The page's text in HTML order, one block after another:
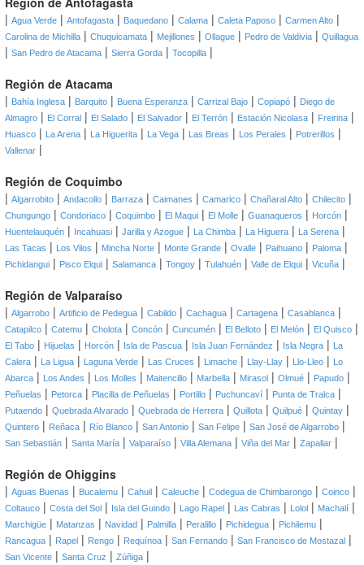
| Agua Verde | Antofagasta | Baquedano | Calama | Caleta Paposo | Carmen Alto |
Carolina de Michilla | Chuquicamata | Mejillones | Ollague | Pedro de Valdivia | Quillagua
| San Pedro de Atacama | Sierra Gorda | Tocopilla |
Región de Atacama
| Bahía Inglesa | Barquito | Buena Esperanza | Carrizal Bajo | Copiapó | Diego de
Almagro | El Corral | El Salado | El Salvador | El Terrón | Estación Nicolasa | Freirina |
Huasco | La Arena | La Higuerita | La Vega | Las Breas | Los Perales | Potrerillos |
Vallenar |
Región de Coquimbo
| Algarrobito | Andacollo | Barraza | Caimanes | Camarico | Chañaral Alto | Chilecito |
Chungungo | Condoriaco | Coquimbo | El Maqui | El Molle | Guanaqueros | Horcón |
Huentelauquén | Incahuasi | Jarilla y Azogue | La Chimba | La Higuera | La Serena |
Las Tacas | Los Vilos | Mincha Norte | Monte Grande | Ovalle | Paihuano | Paloma |
Pichidangui | Pisco Elqui | Salamanca | Tongoy | Tulahuén | Valle de Elqui | Vicuña |
Región de Valparaíso
| Algarrobo | Artificio de Pedegua | Cabildo | Cachagua | Cartagena | Casablanca |
Catapilco | Catemu | Cholota | Concón | Cuncumén | El Belloto | El Melón | El Quisco |
El Tabo | Hijuelas | Horcón | Isla de Pascua | Isla Juan Fernández | Isla Negra |
La
Calera | La Ligua | Laguna Verde | Las Cruces | Limache | Llay-Llay | Llo-Lleo |
Lo
Abarca | Los Andes | Los Molles | Maitencillo | Marbella | Mirasol | Olmué | Papudo |
Peñuelas | Petorca | Placilla de Peñuelas | Portillo | Puchuncaví | Punta de Tralca |
Putaendo | Quebrada Alvarado | Quebrada de Herrera | Quillota | Quilpué | Quintay |
Quintero | Reñaca | Río Blanco | San Antonio | San Felipe | San José de Algarrobo |
San Sebastián | Santa María | Valparaíso | Villa Alemana | Viña del Mar | Zapallar |
Región de Ohiggins
| Aguas Buenas | Bucalemu | Cahuil | Caleuche | Codegua de Chimbarongo | Coinco |
Coltauco | Costa del Sol | Isla del Guindo | Lago Rapel | Las Cabras | Lolol | Machalí |
Marchigüe | Matanzas | Navidad | Palmilla | Peralillo | Pichidegua | Pichilemu |
Rancagua | Rapel | Rengo | Requínoa | San Fernando | San Francisco de Mostazal |
San Vicente | Santa Cruz | Zúñiga |